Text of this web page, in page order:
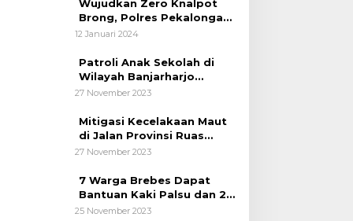
Wujudkan Zero Knalpot
Brong, Polres Pekalongan
Kota Berikan Edukasi
12 Januari 2024
Patroli Anak Sekolah di
Wilayah Banjarharjo
Brebes
27 November 2023
Mitigasi Kecelakaan Maut
di Jalan Provinsi Ruas
Banjarharjo-Salem
27 November 2023
7 Warga Brebes Dapat
Bantuan Kaki Palsu dan 2
Operasi Bibir Sumbing
25 November 2023